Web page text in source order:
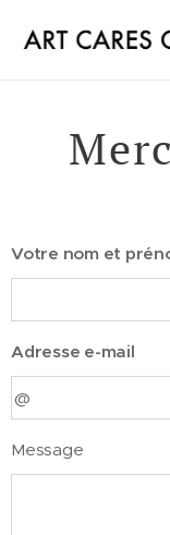
Votre nom et
Adresse e-mail
Message